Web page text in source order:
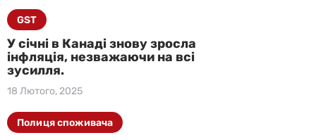
У січні в Канаді знову зросла
інфляція, незважаючи на всі
зусилля.
18 Лютого, 2025
GST
Полиця споживача